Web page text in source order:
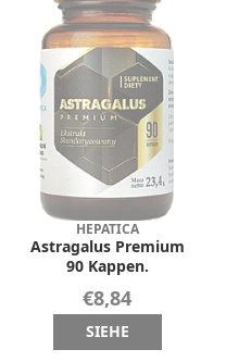
HEPATICA
Astragalus Premium
90 Kappen.
€8,84
SIEHE